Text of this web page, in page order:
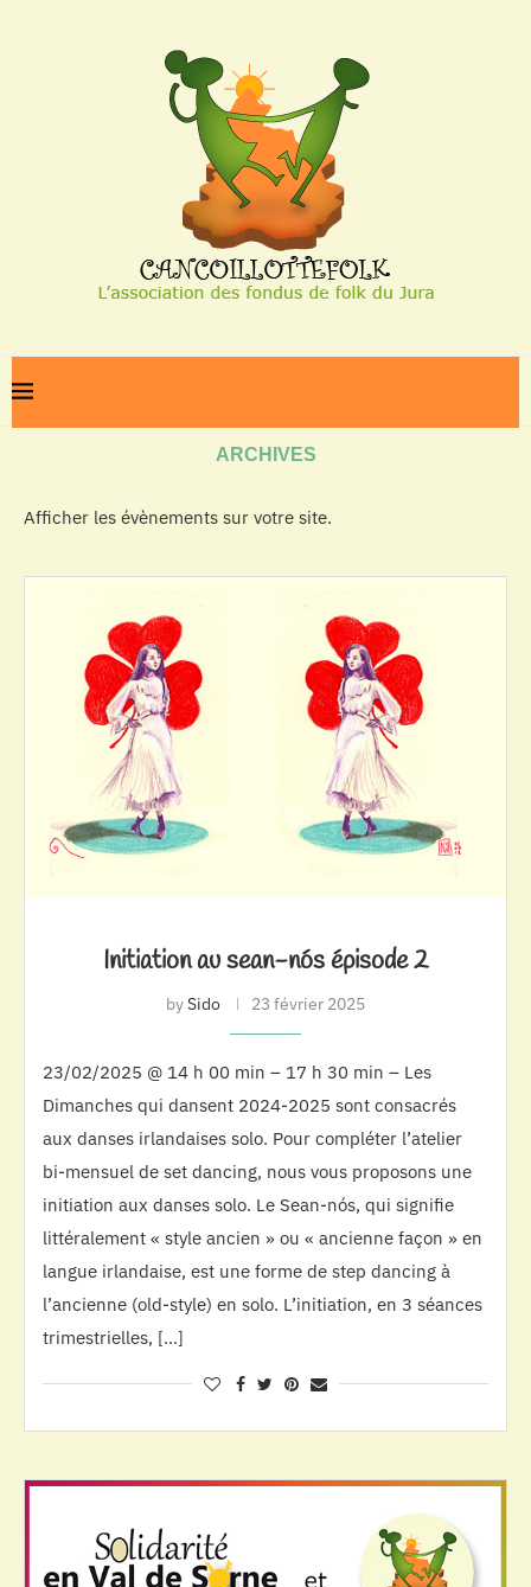
ARCHIVES
Afficher les évènements sur votre site.
Initiation au sean-nós épisode 2
bySido 23 février 2025
23/02/2025 @ 14 h 00 min – 17 h 30 min – Les
Dimanches qui dansent 2024-2025 sont consacrés
aux danses irlandaises solo. Pour compléter l’atelier
bi-mensuel de set dancing, nous vous proposons une
initiation aux danses solo. Le Sean-nós, qui signifie
littéralement « style ancien » ou « ancienne façon » en
langue irlandaise, est une forme de step dancing à
l’ancienne (old-style) en solo. L’initiation, en 3 séances
trimestrielles, […]